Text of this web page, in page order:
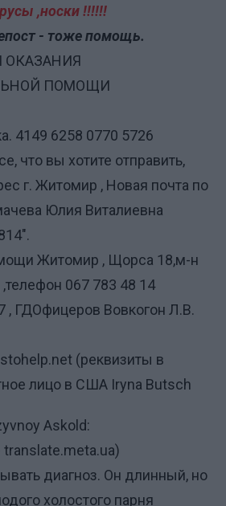
,носки !!!!!!
- тоже помощь.
ОКАЗАНИЯ
ПОМОЩИ
4149 6258 0770 5726
что вы хотите отправить,
г. Житомир , Новая почта по
Юлия Виталиевна
Житомир , Щорса 18,м-н
067 783 48 14
, ГДОфицеров Вовкогон Л.В.
(реквизиты в
лицо в США Iryna Butsch
Askold:
диагноз. Он длинный, но
холостого парня